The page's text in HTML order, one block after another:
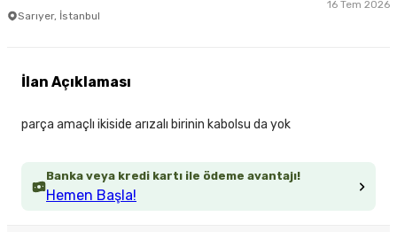
Sarıyer, İstanbul
16 Tem 2026
Banka veya kredi kartı ile ödeme avantajı!
Hemen Başla!
İlan Açıklaması
parça amaçlı ikiside arızalı birinin kabolsu da yok